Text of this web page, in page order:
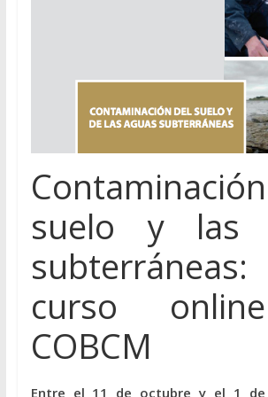
suelo y las
subterráneas:
curso
COBCM
Entre el 11 de octubre y el 1 de